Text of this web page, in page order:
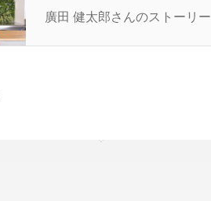
とは～
廣田 健太郎さんのストーリー